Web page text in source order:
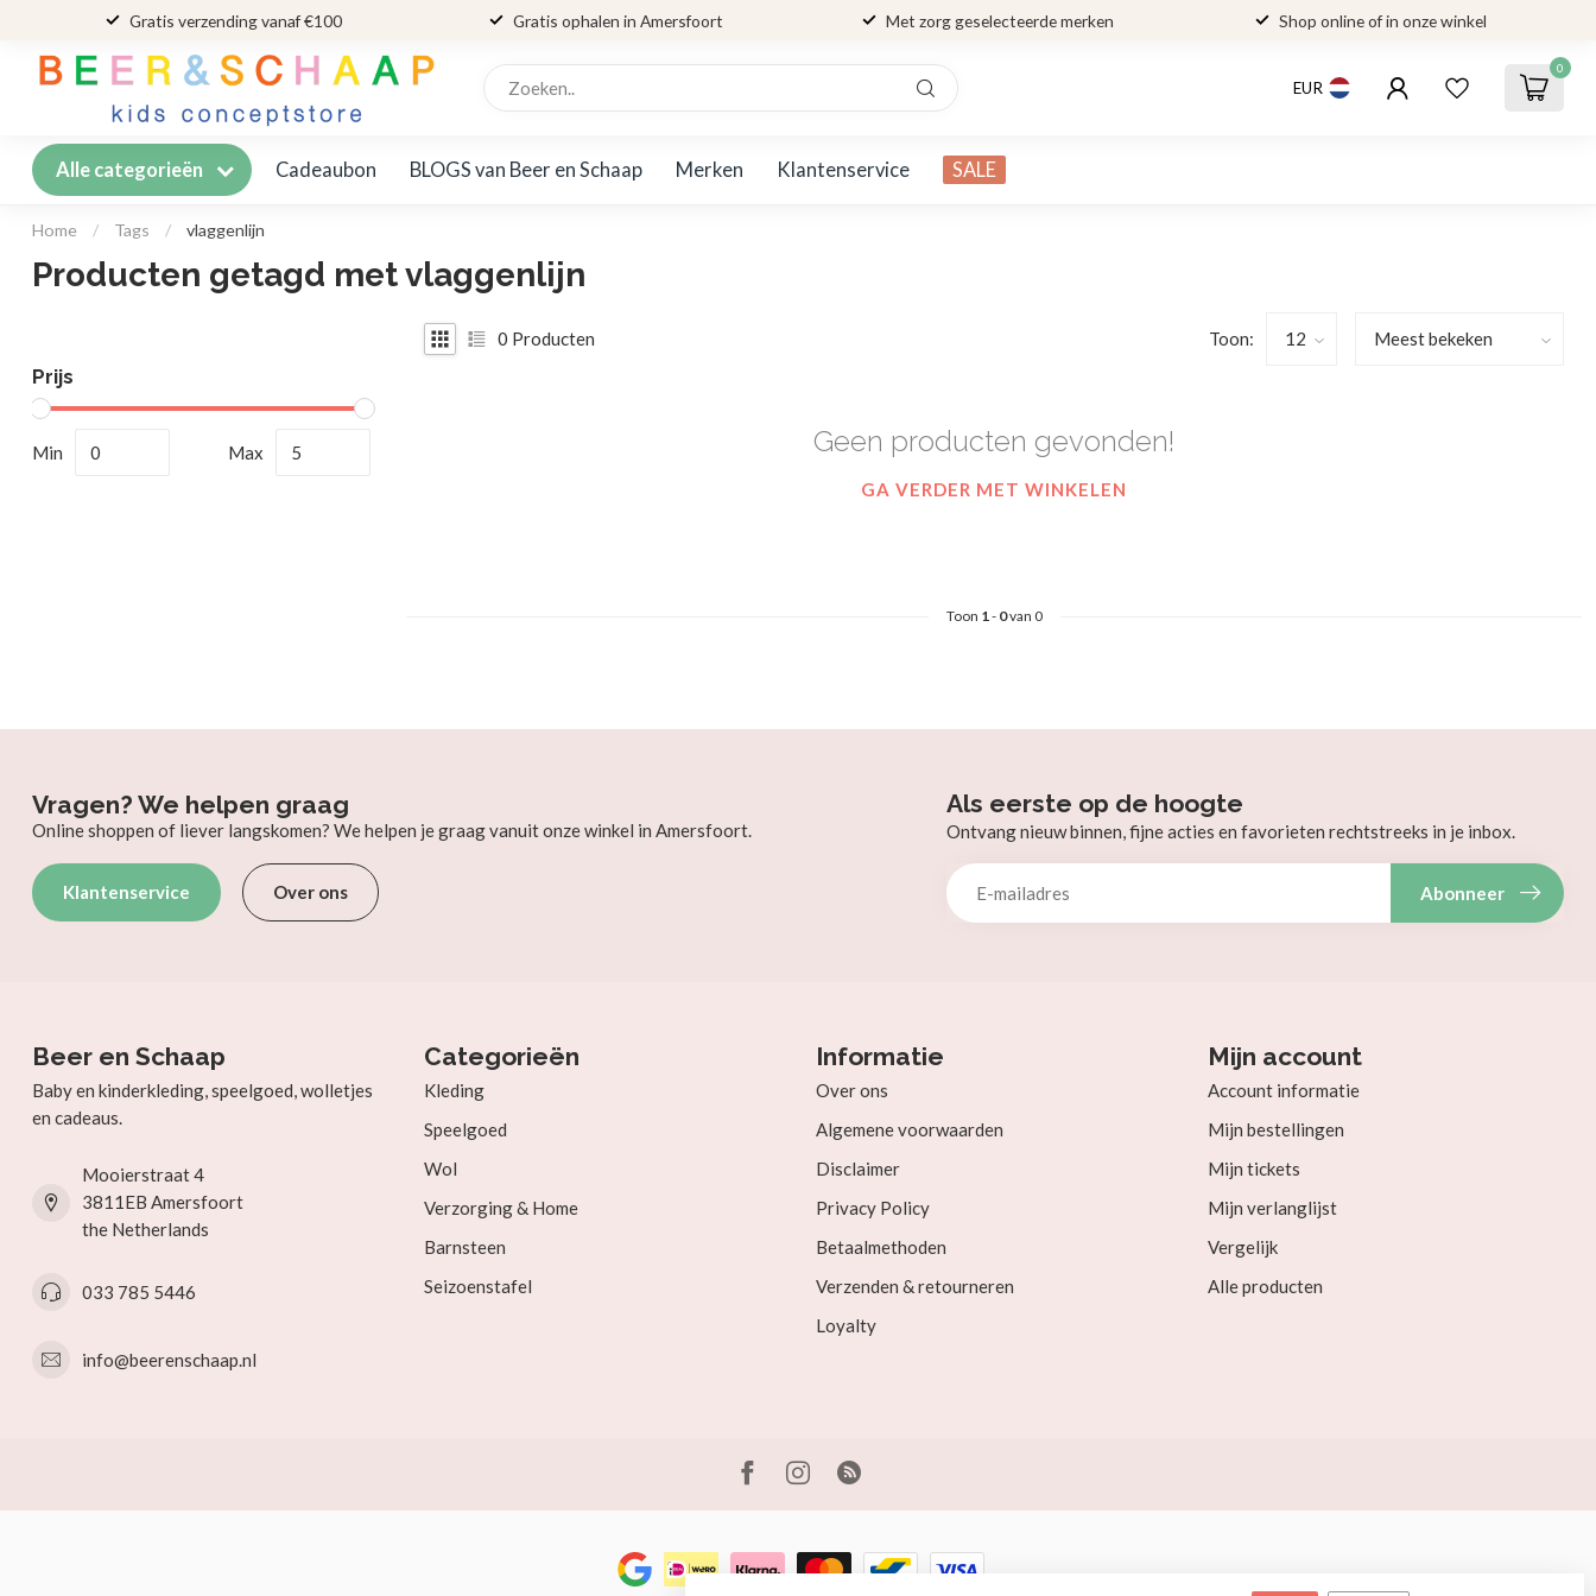
Gratis verzending vanaf €100 Gratis ophalen in Amersfoort Met zorg geselecteerde merken Shop online of in onze winkel
EUR
0
Alle categorieën Cadeaubon BLOGS van Beer en Schaap Merken Klantenservice SALE
Home / Tags / vlaggenlijn
Producten getagd met vlaggenlijn
Prijs
Min Max
0 Producten Toon:
Geen producten gevonden!
GA VERDER MET WINKELEN
Toon 1- 0van 0
Vragen? We helpen graag
Online shoppen of liever langskomen? We helpen je graag vanuit onze winkel in Amersfoort.
Klantenservice Over ons
Als eerste op de hoogte
Ontvang nieuw binnen, fijne acties en favorieten rechtstreeks in je inbox.
Abonneer
Beer en Schaap
Baby en kinderkleding, speelgoed, wolletjes
en cadeaus.
Mooierstraat 4
3811EB Amersfoort
the Netherlands
033 785 5446
info@beerenschaap.nl
Categorieën
Kleding
Speelgoed
Wol
Verzorging & Home
Barnsteen
Seizoenstafel
Informatie
Over ons
Algemene voorwaarden
Disclaimer
Privacy Policy
Betaalmethoden
Verzenden & retourneren
Loyalty
Mijn account
Account informatie
Mijn bestellingen
Mijn tickets
Mijn verlanglijst
Vergelijk
Alle producten